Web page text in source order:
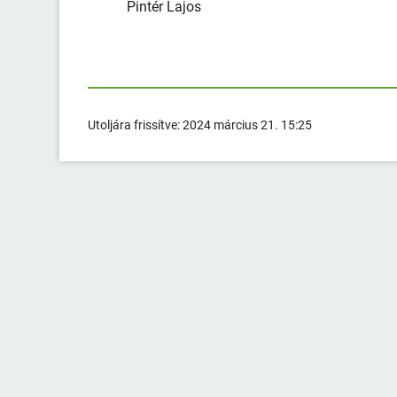
Pintér Lajos
Utoljára frissítve:2024 március 21. 15:25